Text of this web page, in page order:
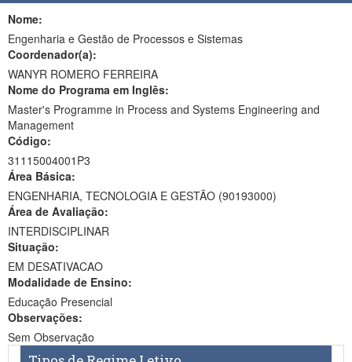
Ministério da Infraestrutura
Ministério da Agricultura, Pecuária e Abastecimento
Ministério da Educação
Ministério da Cidadania
Ministério da Saúde
Ministério de Minas e Energia
Ministério da Ciência, Tecnologia, Inovações e Comunicações
Ministério do Meio Ambiente
Ministério do Turismo
Ministério do Desenvolvimento Regional
Nome:
Engenharia e Gestão de Processos e Sistemas
Coordenador(a):
WANYR ROMERO FERREIRA
Nome do Programa em Inglês:
Master's Programme in Process and Systems Engineering and
Management
Código:
31115004001P3
Área Básica:
ENGENHARIA, TECNOLOGIA E GESTÃO (90193000)
Área de Avaliação:
INTERDISCIPLINAR
Situação:
EM DESATIVACAO
Modalidade de Ensino:
Educação Presencial
Observações:
Sem Observação